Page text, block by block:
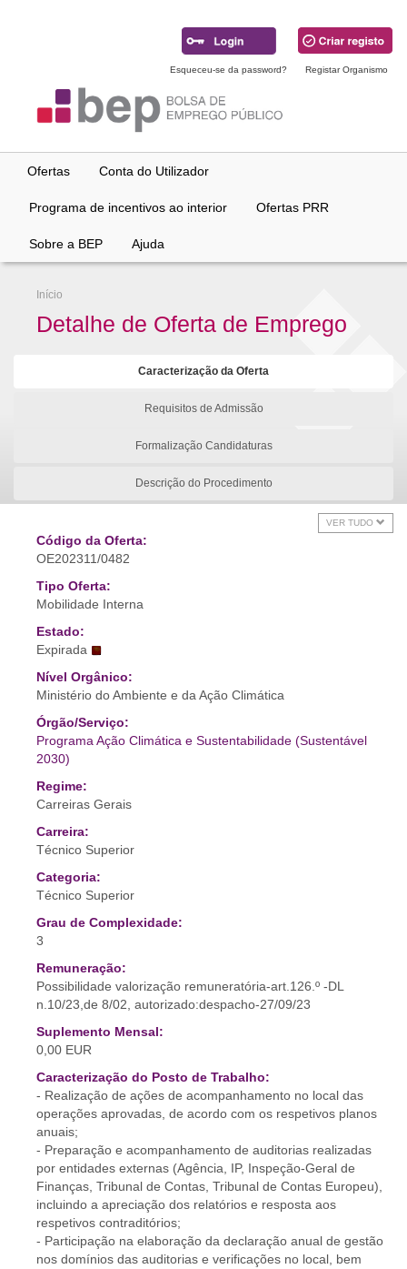
Esqueceu-se da password? Registar Organismo
Ofertas Conta do Utilizador
Programa de incentivos ao interior Ofertas PRR
Sobre a BEP Ajuda
Início
Detalhe de Oferta de Emprego
Caracterização da Oferta
Requisitos de Admissão
Formalização Candidaturas
Descrição do Procedimento
VER TUDO
Código da Oferta:
OE202311/0482
Tipo Oferta:
Mobilidade Interna
Estado:
Expirada
Nível Orgânico:
Ministério do Ambiente e da Ação Climática
Órgão/Serviço:
Programa Ação Climática e Sustentabilidade (Sustentável
2030)
Regime:
Carreiras Gerais
Carreira:
Técnico Superior
Categoria:
Técnico Superior
Grau de Complexidade:
3
Remuneração:
Possibilidade valorização remuneratória-art.126.º -DL
n.10/23,de 8/02, autorizado:despacho-27/09/23
Suplemento Mensal:
0,00 EUR
Caracterização do Posto de Trabalho:
- Realização de ações de acompanhamento no local das
operações aprovadas, de acordo com os respetivos planos
anuais;
- Preparação e acompanhamento de auditorias realizadas
por entidades externas (Agência, IP, Inspeção-Geral de
Finanças, Tribunal de Contas, Tribunal de Contas Europeu),
incluindo a apreciação dos relatórios e resposta aos
respetivos contraditórios;
- Participação na elaboração da declaração anual de gestão
nos domínios das auditorias e verificações no local, bem